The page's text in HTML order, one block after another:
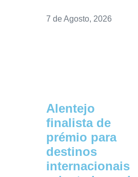
7 de Agosto, 2026
Alentejo
finalista de
prémio para
destinos
internacionais